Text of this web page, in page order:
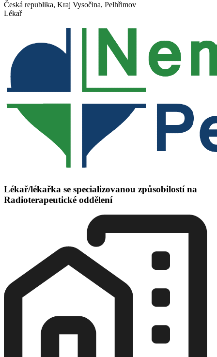
Česká republika, Kraj Vysočina, Pelhřimov
Lékař
Lékař/lékařka se specializovanou způsobilostí na
Radioterapeutické oddělení